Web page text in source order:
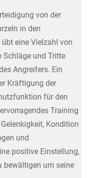
von der
in den
eine Vielzahl von
Schläge und Tritte
Angreifers. Ein
Kräftigung der
für den
Training
Kondition
und
positive Einstellung,
bewältigen um seine